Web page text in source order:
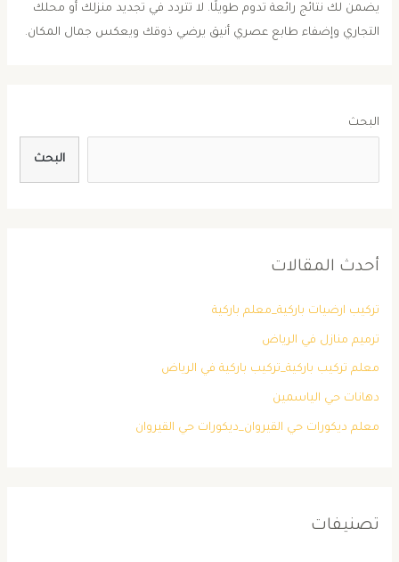
يضمن لك نتائج رائعة تدوم طويلًا. لا تتردد في تجديد منزلك أو محلك
التجاري وإضفاء طابع عصري أنيق يرضي ذوقك ويعكس جمال المكان.
البحث
البحث
أحدث المقالات
تركيب ارضيات باركية_معلم باركية
ترميم منازل في الرياض
معلم تركيب باركية_تركيب باركية في الرياض
دهانات حي الياسمين
معلم ديكورات حي القيروان_ديكورات حي القيروان
تصنيفات